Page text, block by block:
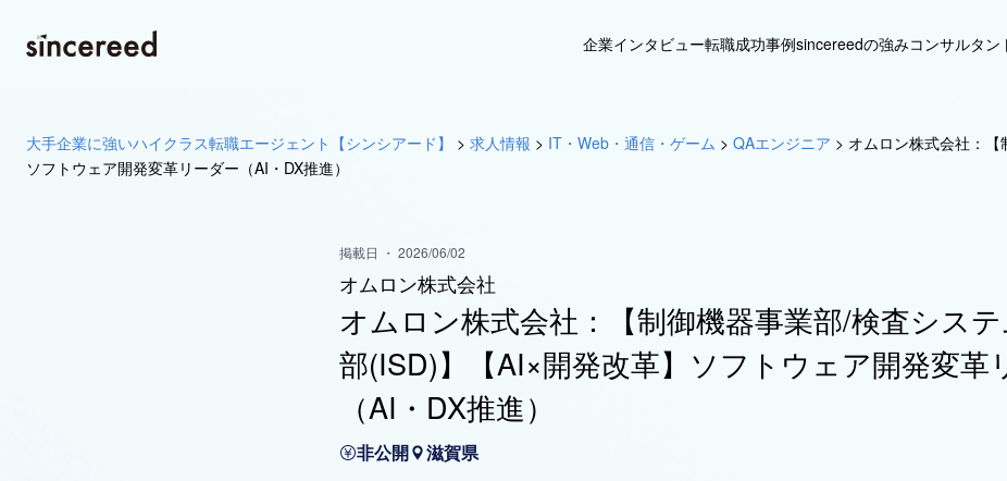
企業インタビュー転職成功事例sincereedの強みコンサルタン
大手企業に強いハイクラス転職エージェント【シンシアード】 > 求人情報 > IT・Web・通信・ゲーム > QAエンジニア > オムロン株式会社：【
ソフトウェア開発変革リーダー（AI・DX推進）
掲載日 ・ 2026/06/02
オムロン株式会社
オムロン株式会社：【制御機器事業部/検査シス
部(ISD)】【AI×開発改革】ソフトウェア開発変革
（AI・DX推進）
非公開 滋賀県